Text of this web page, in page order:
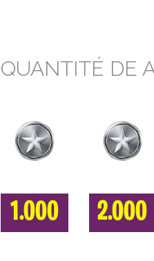
QUANTITÉ DE
1.000 2.000